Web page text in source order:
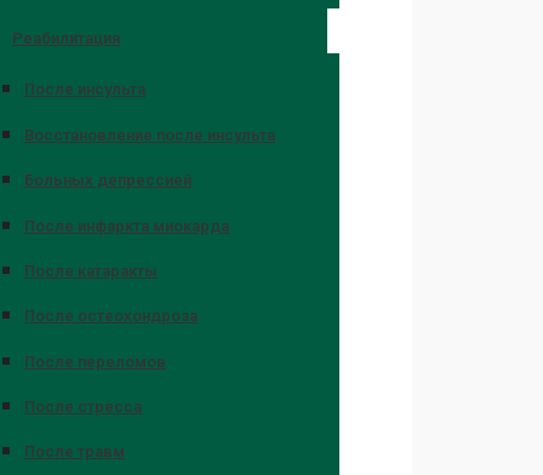
Реабилитация
После инсульта
Восстановление после инсульта
Больных депрессией
После инфаркта миокарда
После катаракты
После остеохондроза
После переломов
После стресса
После травм